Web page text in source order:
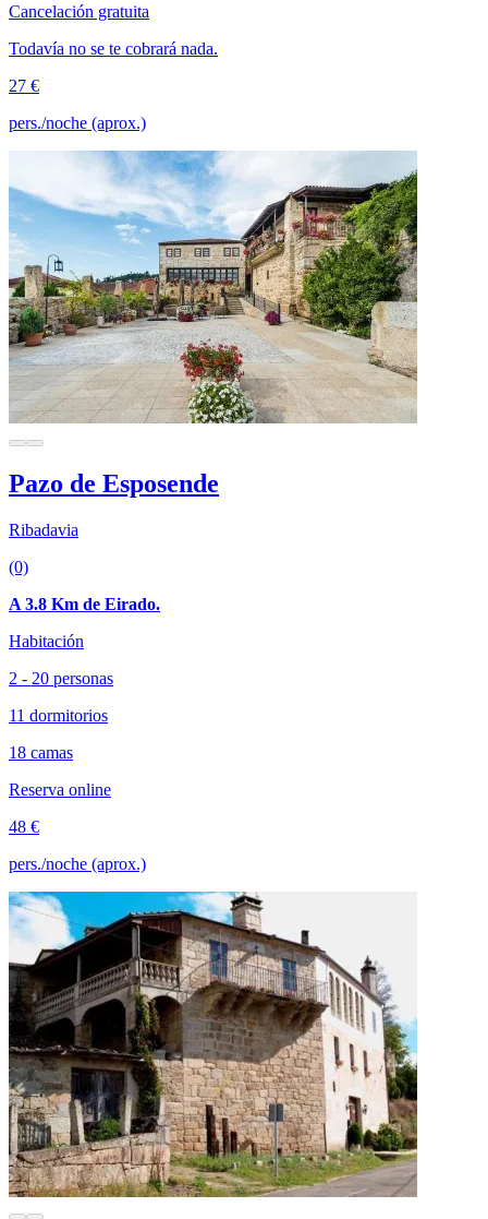
Cancelación gratuita
Todavía no se te cobrará nada.
27 €
pers./noche (aprox.)
Pazo de Esposende
Ribadavia
(0)
A 3.8 Km de Eirado.
Habitación
2 - 20 personas
11 dormitorios
18 camas
Reserva online
48 €
pers./noche (aprox.)